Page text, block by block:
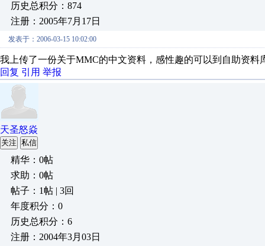
历史总积分：874
注册：2005年7月17日
发表于：2006-03-15 10:02:00
我上传了一份关于MMC的中文资料，感性趣的可以到自助资料
回复 引用 举报
天圣怒焱
关注 私信
精华：0帖
求助：0帖
帖子：1帖 | 3回
年度积分：0
历史总积分：6
注册：2004年3月03日